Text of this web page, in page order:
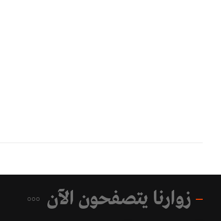
زوارنا يتصفحون الآن